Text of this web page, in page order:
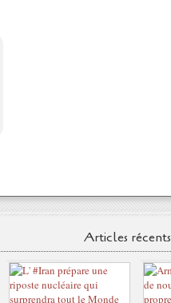
Articles récents